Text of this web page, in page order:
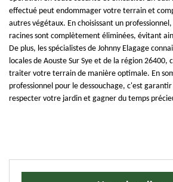
effectué peut endommager votre terrain et
autres végétaux. En choisissant un professionnel,
racines sont complètement éliminées, évitant
De plus, les spécialistes de Johnny Elagage
locales de Aouste Sur Sye et de la région 26400,
traiter votre terrain de manière optimale. En
professionnel pour le dessouchage, c'est
respecter votre jardin et gagner du temps